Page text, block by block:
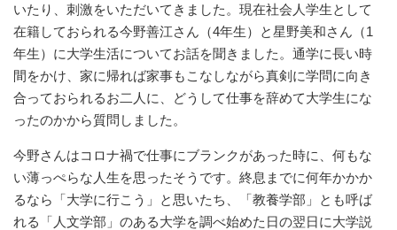
いたり、刺激をいただいてきました。現在社会人学生として
在籍しておられる今野善江さん（4年生）と星野美和さん（1
年生）に大学生活についてお話を聞きました。通学に長い時
間をかけ、家に帰れば家事もこなしながら真剣に学問に向き
合っておられるお二人に、どうして仕事を辞めて大学生にな
ったのかから質問しました。
今野さんはコロナ禍で仕事にブランクがあった時に、何もな
い薄っぺらな人生を思ったそうです。終息までに何年かかか
るなら「大学に行こう」と思いたち、「教養学部」とも呼ば
れる「人文学部」のある大学を調べ始めた日の翌日に大学説